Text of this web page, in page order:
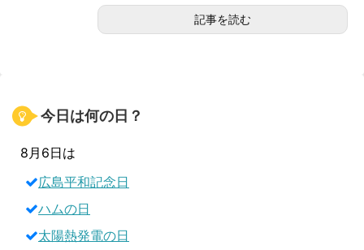
記事を読む
今日は何の日？
8月6日は
広島平和記念日
ハムの日
太陽熱発電の日